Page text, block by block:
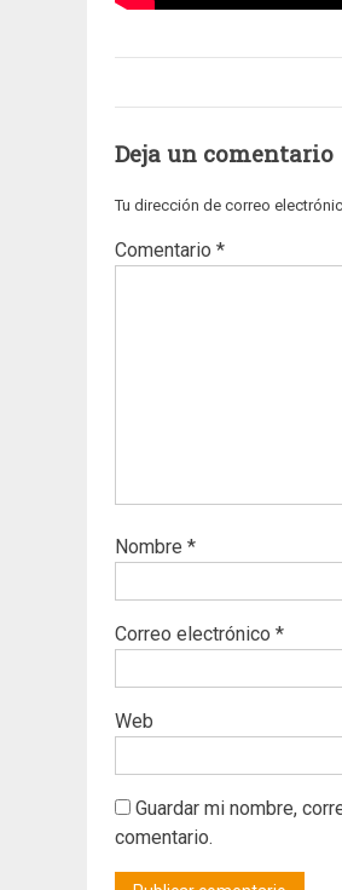
Deja un comentario
Tu dirección de correo
Comentario *
Nombre *
Correo electrónico *
Web
Guardar mi nombre,
comentario.